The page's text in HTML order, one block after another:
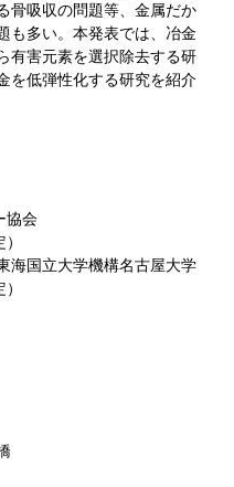
骨吸収の問題等、金属だか
も多い。本発表では、冶金
有害元素を選択除去する研
を低弾性化する研究を紹介
協会
国立大学機構名古屋大学